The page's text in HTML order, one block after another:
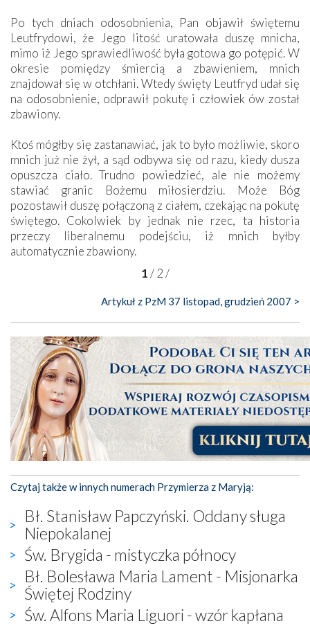
Po tych dniach odosobnienia, Pan objawił świętemu
Leutfrydowi, że Jego litość uratowała duszę mnicha,
mimo iż Jego sprawiedliwość była gotowa go potępić. W
okresie pomiędzy śmiercią a zbawieniem, mnich
znajdował się w otchłani. Wtedy święty Leutfryd udał się
na odosobnienie, odprawił pokutę i człowiek ów został
zbawiony.
Ktoś mógłby się zastanawiać, jak to było możliwie, skoro
mnich już nie żył, a sąd odbywa się od razu, kiedy dusza
opuszcza ciało. Trudno powiedzieć, ale nie możemy
stawiać granic Bożemu miłosierdziu. Może Bóg
pozostawił duszę połączoną z ciałem, czekając na pokutę
świętego. Cokolwiek by jednak nie rzec, ta historia
przeczy liberalnemu podejściu, iż mnich byłby
automatycznie zbawiony.
1/ 2/
Artykuł z PzM 37 listopad, grudzień 2007 >
Czytaj także w innych numerach Przymierza z Maryją:
Bł. Stanisław Papczyński. Oddany sługa
Niepokalanej
Św. Brygida - mistyczka północy
Bł. Bolesława Maria Lament - Misjonarka
Świętej Rodziny
Św. Alfons Maria Liguori - wzór kapłana